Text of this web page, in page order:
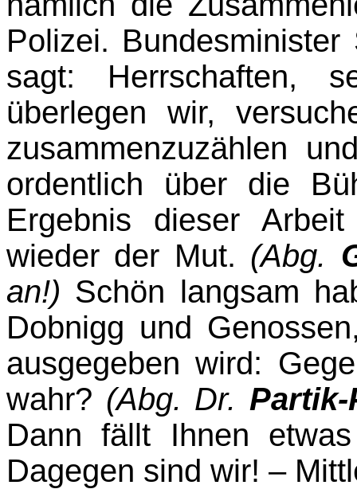
Polizei.
sagt: Herrschaften,
überlegen wir,
zusammenzuzählen
ordentlich über die
Ergebnis dieser
wieder der Mut. (Abg.
an!) Schön langsam
Dobnigg und
ausgegeben wird:
wahr? (Abg. Dr. Partik-
Dann fällt Ihnen
Dagegen sind wir! –